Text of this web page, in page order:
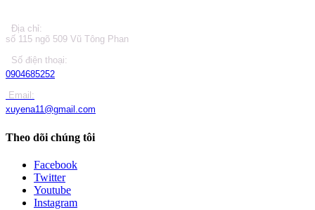
Địa chỉ:
số 115 ngõ 509 Vũ Tông Phan
Số điện thoại:
0904685252
Email:
xuyena11@gmail.com
Theo dõi chúng tôi
Facebook
Twitter
Youtube
Instagram